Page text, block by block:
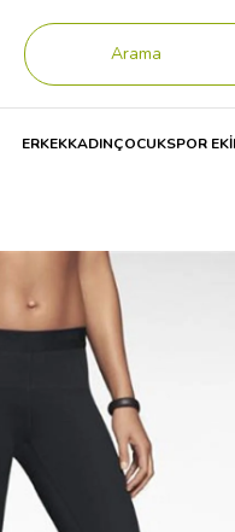
ERKEKKADINÇOCUKSPOR
Sculpture Kadın Kapri 620285